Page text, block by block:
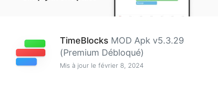
TimeBlocks MOD Apk v5.3.29
(Premium Débloqué)
Mis à jour le février 8, 2024